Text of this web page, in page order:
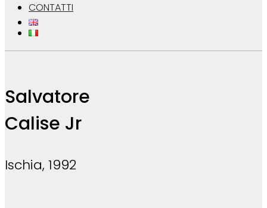
CONTATTI
Salvatore
Calise Jr
Ischia, 1992